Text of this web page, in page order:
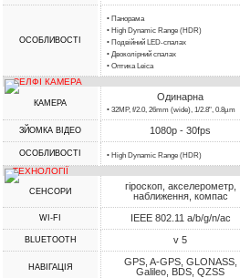
ОСОБЛИВОСТІ
• Панорама
• High Dynamic Range (HDR)
• Подвійний LED-спалах
• Двоколірний спалах
• Оптика Leica
СЕЛФІ КАМЕРА
КАМЕРА
Одинарна
• 32MP, f/2.0, 26mm (wide), 1/2.8", 0.8µm
ЗЙОМКА ВІДЕО 1080p - 30fps
ОСОБЛИВОСТІ • High Dynamic Range (HDR)
ТЕХНОЛОГІЇ
СЕНСОРИ
гіроскоп, акселерометр,
наближення, компас
WI-FI IEEE 802.11 a/b/g/n/ac
BLUETOOTH v 5
НАВІГАЦІЯ
GPS, A-GPS, GLONASS,
Galileo, BDS, QZSS